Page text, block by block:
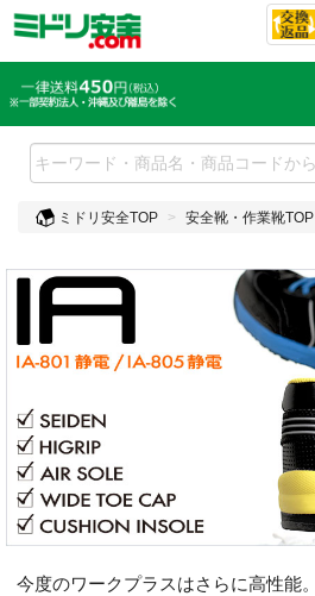
ミドリ安全TOP 安全靴・作業靴TOP
今度のワークプラスはさらに高性能。